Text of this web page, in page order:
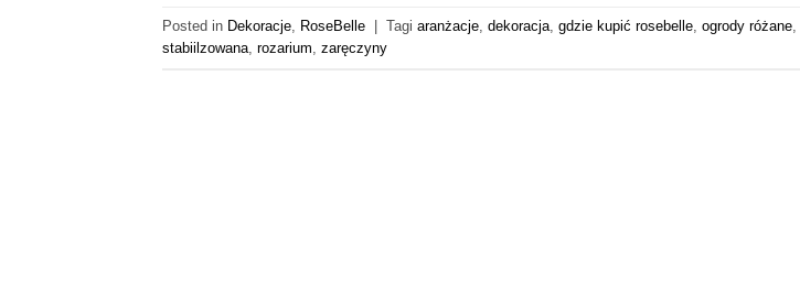
Posted in Dekoracje RoseBelle Tagi aranżacje dekoracja gdzie kupić rosebelle ogrody różane
stabiilzowana rozarium zaręczyny